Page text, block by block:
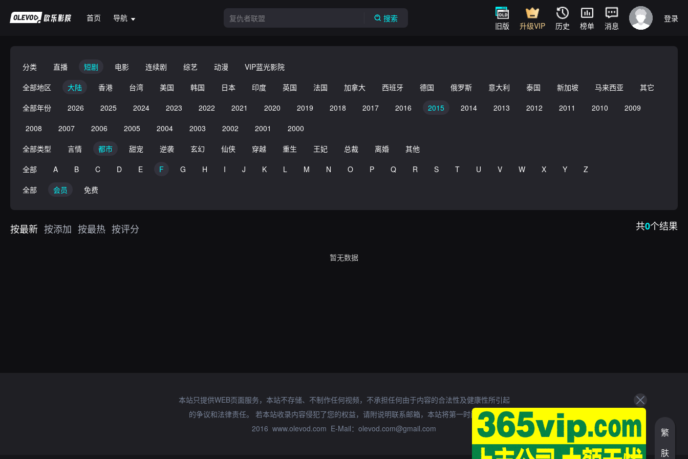
首页 导航 搜索
旧版 升级VIP 历史 榜单 消息
登录
分类 直播 短剧 电影 连续剧 综艺 动漫
VIP蓝光影院
全部地区
大陆 香港 台湾 美国 韩国 日本 印度 英国 法国 加拿大 西班牙 德国 俄罗斯 意大利 泰国 新加坡 马来西亚
其它
全部年份
2026 2025 2024 2023 2022 2021 2020 2019 2018 2017 2016 2015 2014 2013 2012 2011 2010
2009
2008
2007 2006 2005 2004 2003 2002 2001
2000
全部类型
言情 都市 甜宠 逆袭 玄幻 仙侠 穿越 重生 王妃 总裁 离婚
其他
全部
A B C D E F G H I J K L M N O P Q R S T U V W X Y
Z
全部
会员 免费
按最新 按添加 按最热 按评分 共0个结果
暂无数据
本站只提供WEB页面服务，本站不存储、不制作任何视频，不承担任何由于内容的合法性及健康性所引起
的争议和法律责任。 若本站收录内容侵犯了您的权益，请附说明联系邮箱，本站将第一时间处理。
2016 www.olevod.com E-Mail：olevod.com@gmail.com
繁
肤